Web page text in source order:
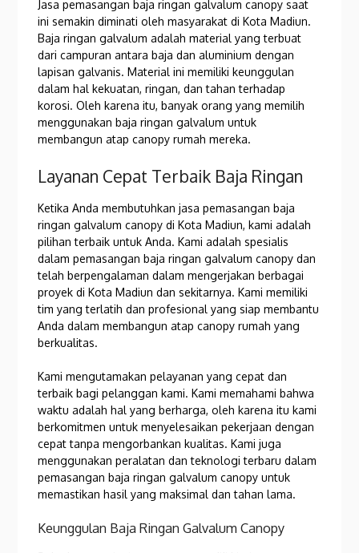
Jasa pemasangan baja ringan galvalum canopy saat
ini semakin diminati oleh masyarakat di Kota Madiun.
Baja ringan galvalum adalah material yang terbuat
dari campuran antara baja dan aluminium dengan
lapisan galvanis. Material ini memiliki keunggulan
dalam hal kekuatan, ringan, dan tahan terhadap
korosi. Oleh karena itu, banyak orang yang memilih
menggunakan baja ringan galvalum untuk
membangun atap canopy rumah mereka.
Layanan Cepat Terbaik Baja Ringan
Ketika Anda membutuhkan jasa pemasangan baja
ringan galvalum canopy di Kota Madiun, kami adalah
pilihan terbaik untuk Anda. Kami adalah spesialis
dalam pemasangan baja ringan galvalum canopy dan
telah berpengalaman dalam mengerjakan berbagai
proyek di Kota Madiun dan sekitarnya. Kami memiliki
tim yang terlatih dan profesional yang siap membantu
Anda dalam membangun atap canopy rumah yang
berkualitas.
Kami mengutamakan pelayanan yang cepat dan
terbaik bagi pelanggan kami. Kami memahami bahwa
waktu adalah hal yang berharga, oleh karena itu kami
berkomitmen untuk menyelesaikan pekerjaan dengan
cepat tanpa mengorbankan kualitas. Kami juga
menggunakan peralatan dan teknologi terbaru dalam
pemasangan baja ringan galvalum canopy untuk
memastikan hasil yang maksimal dan tahan lama.
Keunggulan Baja Ringan Galvalum Canopy